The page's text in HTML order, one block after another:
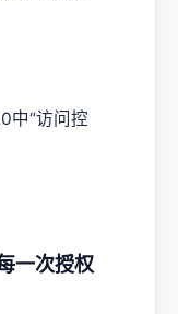
中“访问控
一次授权